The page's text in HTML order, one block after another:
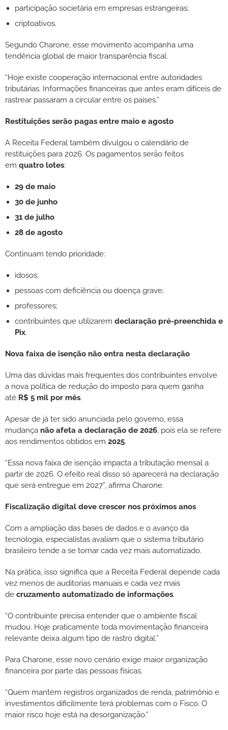
participação societária em empresas estrangeiras;
criptoativos.
Segundo Charone, esse movimento acompanha uma
tendência global de maior transparência fiscal.
“Hoje existe cooperação internacional entre autoridades
tributárias. Informações financeiras que antes eram difíceis de
rastrear passaram a circular entre os países.”
Restituições serão pagas entre maio e agosto
A Receita Federal também divulgou o calendário de
restituições para 2026. Os pagamentos serão feitos
em quatro lotes:
29 de maio
30 de junho
31 de julho
28 de agosto
Continuam tendo prioridade:
idosos;
pessoas com deficiência ou doença grave;
professores;
contribuintes que utilizarem declaração pré-preenchida e
Pix.
Nova faixa de isenção não entra nesta declaração
Uma das dúvidas mais frequentes dos contribuintes envolve
a nova política de redução do imposto para quem ganha
até R$ 5 mil por mês.
Apesar de já ter sido anunciada pelo governo, essa
mudança não afeta a declaração de 2026, pois ela se refere
aos rendimentos obtidos em 2025.
“Essa nova faixa de isenção impacta a tributação mensal a
partir de 2026. O efeito real disso só aparecerá na declaração
que será entregue em 2027”, afirma Charone.
Fiscalização digital deve crescer nos próximos anos
Com a ampliação das bases de dados e o avanço da
tecnologia, especialistas avaliam que o sistema tributário
brasileiro tende a se tornar cada vez mais automatizado.
Na prática, isso significa que a Receita Federal depende cada
vez menos de auditorias manuais e cada vez mais
de cruzamento automatizado de informações.
“O contribuinte precisa entender que o ambiente fiscal
mudou. Hoje praticamente toda movimentação financeira
relevante deixa algum tipo de rastro digital.”
Para Charone, esse novo cenário exige maior organização
financeira por parte das pessoas físicas.
“Quem mantém registros organizados de renda, patrimônio e
investimentos dificilmente terá problemas com o Fisco. O
maior risco hoje está na desorganização.”